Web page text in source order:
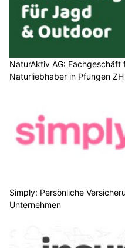
NaturAktiv AG: Fachgeschäft
Naturliebhaber in Pfungen ZH
Simply: Persönliche
Unternehmen